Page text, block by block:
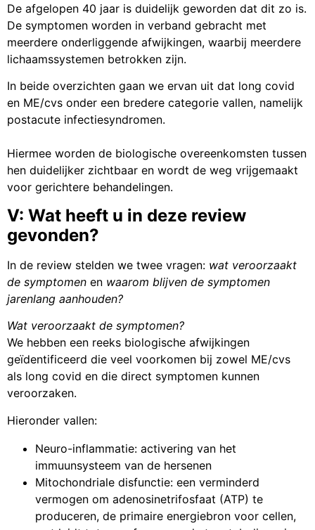
De afgelopen 40 jaar is duidelijk geworden dat dit zo is.
De symptomen worden in verband gebracht met
meerdere onderliggende afwijkingen, waarbij meerdere
lichaamssystemen betrokken zijn.
In beide overzichten gaan we ervan uit dat long covid
en ME/cvs onder een bredere categorie vallen, namelijk
postacute infectiesyndromen.
Hiermee worden de biologische overeenkomsten tussen
hen duidelijker zichtbaar en wordt de weg vrijgemaakt
voor gerichtere behandelingen.
V: Wat heeft u in deze review
gevonden?
In de review stelden we twee vragen: wat veroorzaakt
de symptomen en waarom blijven de symptomen
jarenlang aanhouden?
Wat veroorzaakt de symptomen?
We hebben een reeks biologische afwijkingen
geïdentificeerd die veel voorkomen bij zowel ME/cvs
als long covid en die direct symptomen kunnen
veroorzaken.
Hieronder vallen:
Neuro-inflammatie: activering van het
immuunsysteem van de hersenen
Mitochondriale disfunctie: een verminderd
vermogen om adenosinetrifosfaat (ATP) te
produceren, de primaire energiebron voor cellen,